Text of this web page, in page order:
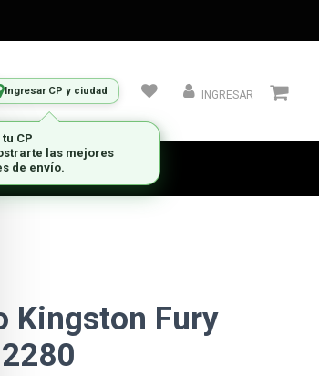
Ingresar CP y ciudad INGRESAR
Kingston Fury